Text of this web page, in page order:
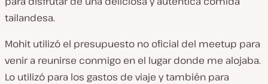
tailandesa.
Mohit utilizó el presupuesto no oficial del meetup para
venir a reunirse conmigo en el lugar donde me alojaba.
Lo utilizó para los gastos de viaje y también para